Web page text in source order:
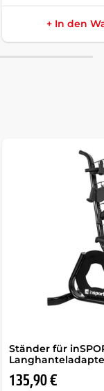
+ In den
Ständer für
135,90 €